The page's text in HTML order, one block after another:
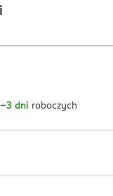
3 dni roboczych